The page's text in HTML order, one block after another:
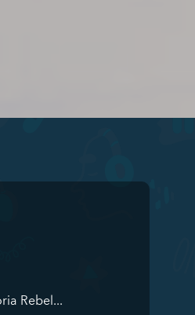
Rebel...